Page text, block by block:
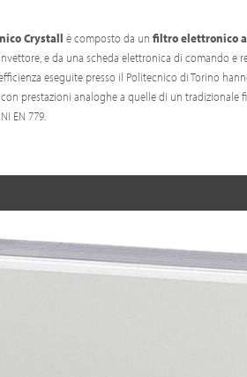
Crystall è composto da un filtro elettronico
e da una scheda elettronica di comando e
eseguite presso il Politecnico di Torino
prestazioni analoghe a quelle di un
EN 779.